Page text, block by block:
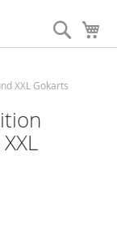
Suche
XXL Gokarts